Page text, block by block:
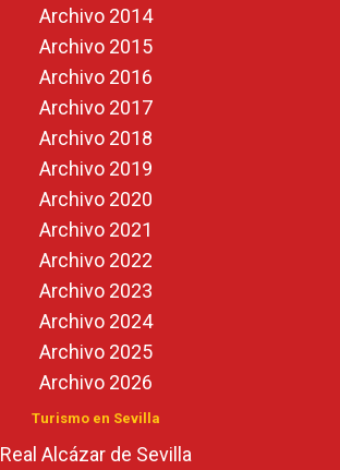
Archivo 2014
Archivo 2015
Archivo 2016
Archivo 2017
Archivo 2018
Archivo 2019
Archivo 2020
Archivo 2021
Archivo 2022
Archivo 2023
Archivo 2024
Archivo 2025
Archivo 2026
Turismo en Sevilla
Real Alcázar de Sevilla